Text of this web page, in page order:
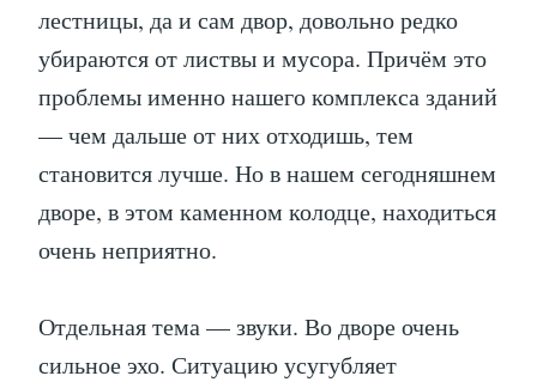
лестницы, да и сам двор, довольно редко
убираются от листвы и мусора. Причём это
проблемы именно нашего комплекса зданий
— чем дальше от них отходишь, тем
становится лучше. Но в нашем сегодняшнем
дворе, в этом каменном колодце, находиться
очень неприятно.
Отдельная тема — звуки. Во дворе очень
сильное эхо. Ситуацию усугубляет